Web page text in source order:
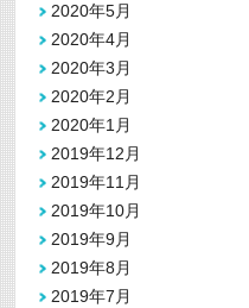
2020年5月
2020年4月
2020年3月
2020年2月
2020年1月
2019年12月
2019年11月
2019年10月
2019年9月
2019年8月
2019年7月